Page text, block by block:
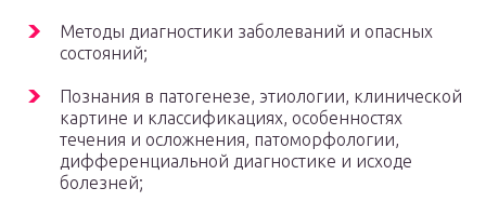
Методы диагностики заболеваний и опасных
состояний;
Познания в патогенезе, этиологии, клинической
картине и классификациях, особенностях
течения и осложнения, патоморфологии,
дифференциальной диагностике и исходе
болезней;